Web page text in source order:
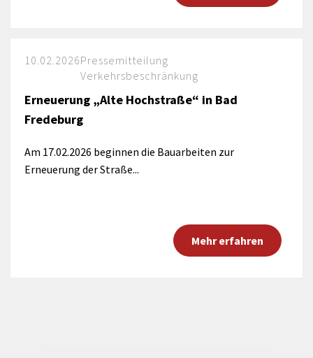
10.02.2026Pressemitteilung
Verkehrsbeschränkung
Erneuerung „Alte Hochstraße“ in Bad
Fredeburg
Am 17.02.2026 beginnen die Bauarbeiten zur
Erneuerung der Straße...
Mehr erfahren